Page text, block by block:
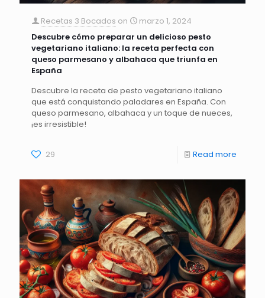
Recetas 3 Bocados on
marzo 1, 2024
Descubre cómo preparar un delicioso pesto
vegetariano italiano: la receta perfecta con
queso parmesano y albahaca que triunfa en
España
Descubre la receta de pesto vegetariano italiano
que está conquistando paladares en España. Con
queso parmesano, albahaca y un toque de nueces,
¡es irresistible!
29 Read more